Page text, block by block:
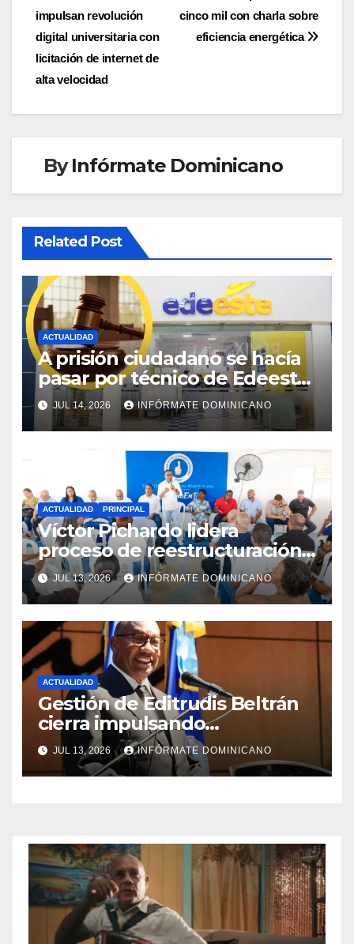
de
entradas
cinco mil con charla sobre
eficiencia energética
impulsan revolución
digital universitaria con
licitación de internet de
alta velocidad
ByInfórmate Dominicano
Related Post
ACTUALIDAD
A prisión ciudadano se hacía
pasar por técnico de Edeeste
para estafar a dueños de
comercios
JUL 14, 2026 INFÓRMATE DOMINICANO
ACTUALIDAD PRINCIPAL
Víctor Pichardo lidera
proceso de reestructuración y
fortalecimiento del PRM en
Monte Plata
JUL 13, 2026 INFÓRMATE DOMINICANO
ACTUALIDAD
Gestión de Editrudis Beltrán
cierra impulsando
modernización, expansión y
transformación institucional
JUL 13, 2026 INFÓRMATE DOMINICANO